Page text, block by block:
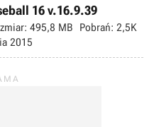
16 v.16.9.39
495,8 MB Pobrań: 2,5K
2015